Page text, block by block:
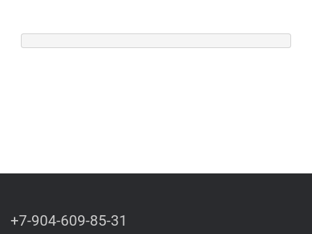
+7-904-609-85-31